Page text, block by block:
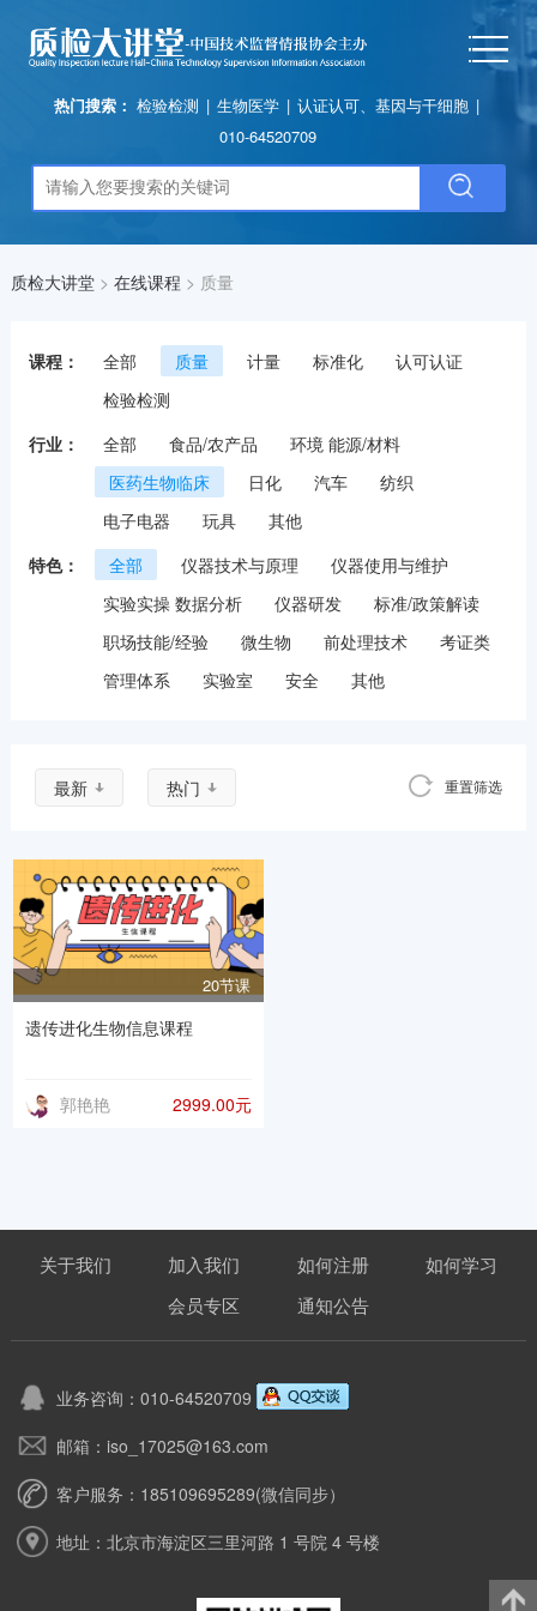
热门搜索： 检验检测 | 生物医学 | 认证认可、基因与干细胞 |
010-64520709
质检大讲堂> 在线课程 > 质量
课程： 全部 质量 计量 标准化
认可认证
检验检测
行业：
全部 食品/农产品
环境 能源/材料
医药生物临床
日化 汽车
纺织
电子电器
玩具
其他
特色：
全部 仪器技术与原理
仪器使用与维护
实验实操 数据分析
仪器研发
标准/政策解读
职场技能/经验
微生物 前处理技术
考证类
管理体系
实验室 安全 其他
最新 热门 重置筛选
20节课
遗传进化生物信息课程
郭艳艳 2999.00元
关于我们 加入我们 如何注册
如何学习
会员专区
通知公告
业务咨询：010-64520709
邮箱：iso_17025@163.com
客户服务：185109695289(微信同步）
地址：北京市海淀区三里河路 1 号院 4 号楼